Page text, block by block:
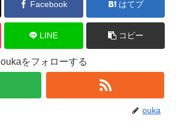
Facebook はてブ
LINE コピー
oukaをフォローする
ouka